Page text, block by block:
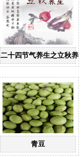
二十四节气养生之立秋养生
青豆